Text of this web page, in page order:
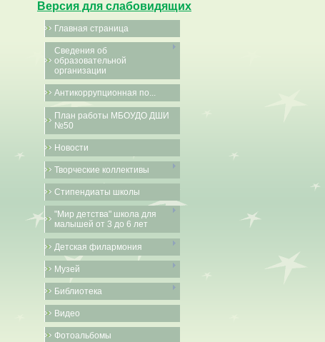
Версия для слабовидящих
Главная страница
Сведения об
образовательной
организации
Антикоррупционная по...
План работы МБОУДО ДШИ
№50
Новости
Творческие коллективы
Стипендиаты школы
"Мир детства" школа для
малышей от 3 до 6 лет
Детская филармония
Музей
Библиотека
Видео
Фотоальбомы